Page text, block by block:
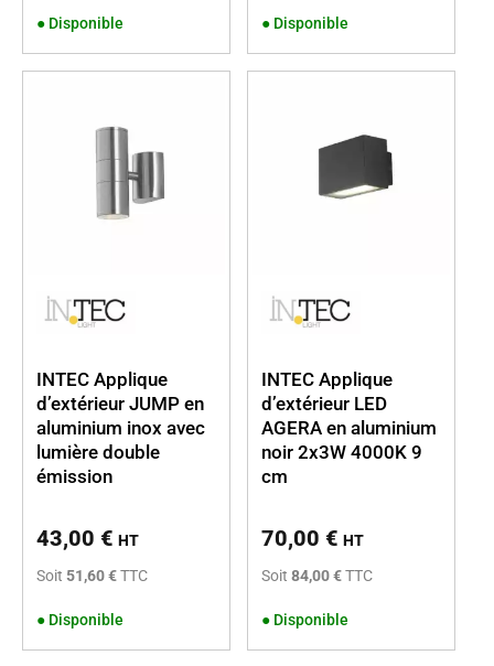
● Disponible ● Disponible
INTEC Applique
d’extérieur JUMP en
aluminium inox avec
lumière double
émission
43,00 € HT
Soit 51,60 €TTC
● Disponible
INTEC Applique
d’extérieur LED
AGERA en aluminium
noir 2x3W 4000K 9
cm
70,00 € HT
Soit 84,00 €TTC
● Disponible